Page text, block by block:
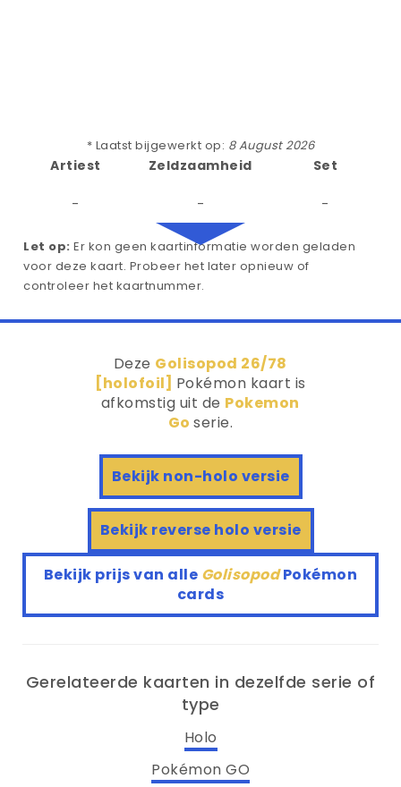
* Laatst bijgewerkt op: 8 August 2026
Artiest
-
Zeldzaamheid
-
Set
-
Let op: Er kon geen kaartinformatie worden geladen
voor deze kaart. Probeer het later opnieuw of
controleer het kaartnummer.
Deze Golisopod 26/78
[holofoil] Pokémon kaart is
afkomstig uit de Pokemon
Goserie.
Bekijk non-holo versie
Bekijk reverse holo versie
Bekijk prijs van alle GolisopodPokémon
cards
Gerelateerde kaarten in dezelfde serie of
type
Holo
Pokémon GO